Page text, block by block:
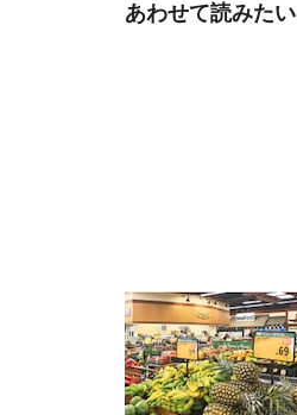
あわせて読みたい